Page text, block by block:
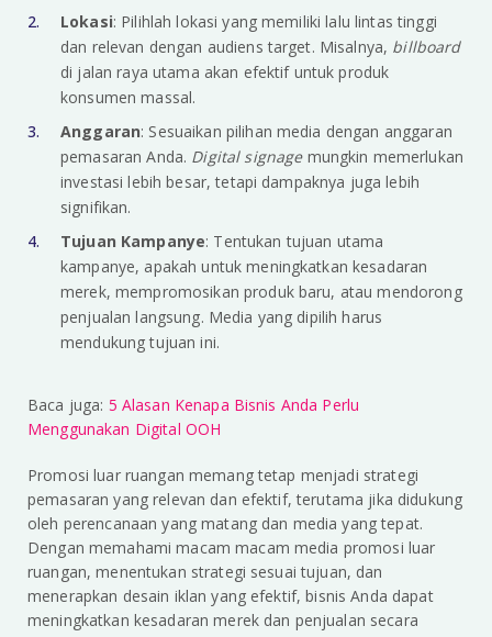
Lokasi: Pilihlah lokasi yang memiliki lalu lintas tinggi
dan relevan dengan audiens target. Misalnya, billboard
di jalan raya utama akan efektif untuk produk
konsumen massal.
Anggaran: Sesuaikan pilihan media dengan anggaran
pemasaran Anda. Digital signage mungkin memerlukan
investasi lebih besar, tetapi dampaknya juga lebih
signifikan.
Tujuan Kampanye: Tentukan tujuan utama
kampanye, apakah untuk meningkatkan kesadaran
merek, mempromosikan produk baru, atau mendorong
penjualan langsung. Media yang dipilih harus
mendukung tujuan ini.
Baca juga: 5 Alasan Kenapa Bisnis Anda Perlu
Menggunakan Digital OOH
Promosi luar ruangan memang tetap menjadi strategi
pemasaran yang relevan dan efektif, terutama jika didukung
oleh perencanaan yang matang dan media yang tepat.
Dengan memahami macam macam media promosi luar
ruangan, menentukan strategi sesuai tujuan, dan
menerapkan desain iklan yang efektif, bisnis Anda dapat
meningkatkan kesadaran merek dan penjualan secara